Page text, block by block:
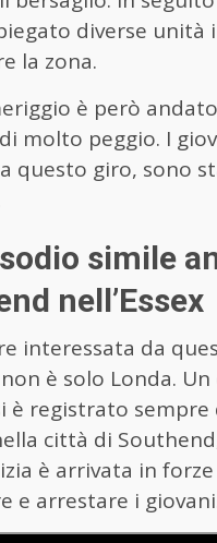
diverse unità
la zona.
è però
molto peggio. I
questo giro, sono
simile
nell’Essex
interessata da
è solo Londa.
è registrato sempre
città di
è arrivata in
e arrestare i